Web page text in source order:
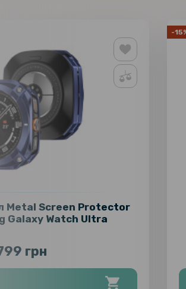
Metal Screen Protector
Galaxy Watch Ultra
грн
-